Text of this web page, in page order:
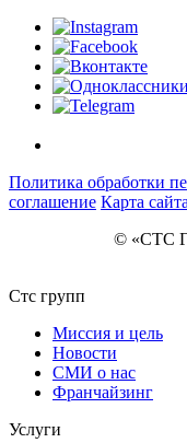
Политика обработки
соглашение Карта сайта
© «СТС
Стс групп
Миссия и цель
Новости
СМИ о нас
Франчайзинг
Услуги